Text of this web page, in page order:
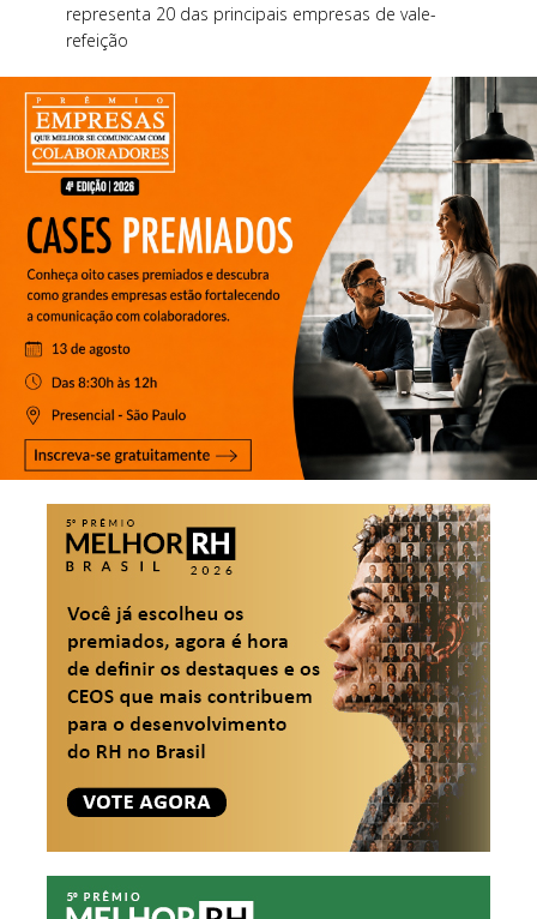
representa 20 das principais empresas de vale-
refeição